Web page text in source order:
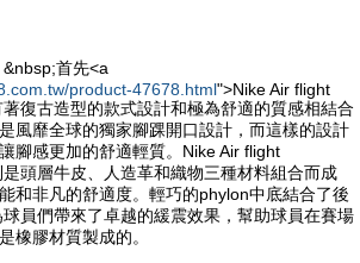
首先<a
product-47678.html">Nike Air flight
復古造型的款式設計和極為舒適的質感相結合
風靡全球的獨家腳踝開口設計，而這樣的設計
腳感更加的舒適輕質。Nike Air flight
頭層牛皮、人造革和織物三種材料組合而成
和非凡的舒適度。輕巧的phylon中底結合了後
員們帶來了卓越的緩震效果，幫助球員在賽場
橡膠材質製成的。